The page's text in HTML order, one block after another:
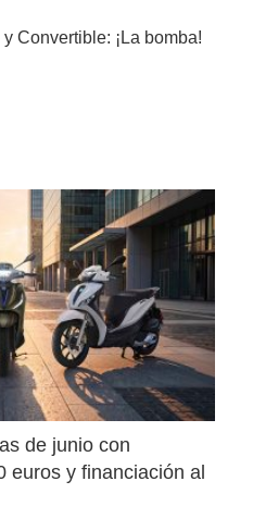
Convertible: ¡La bomba!
de junio con
euros y financiación al